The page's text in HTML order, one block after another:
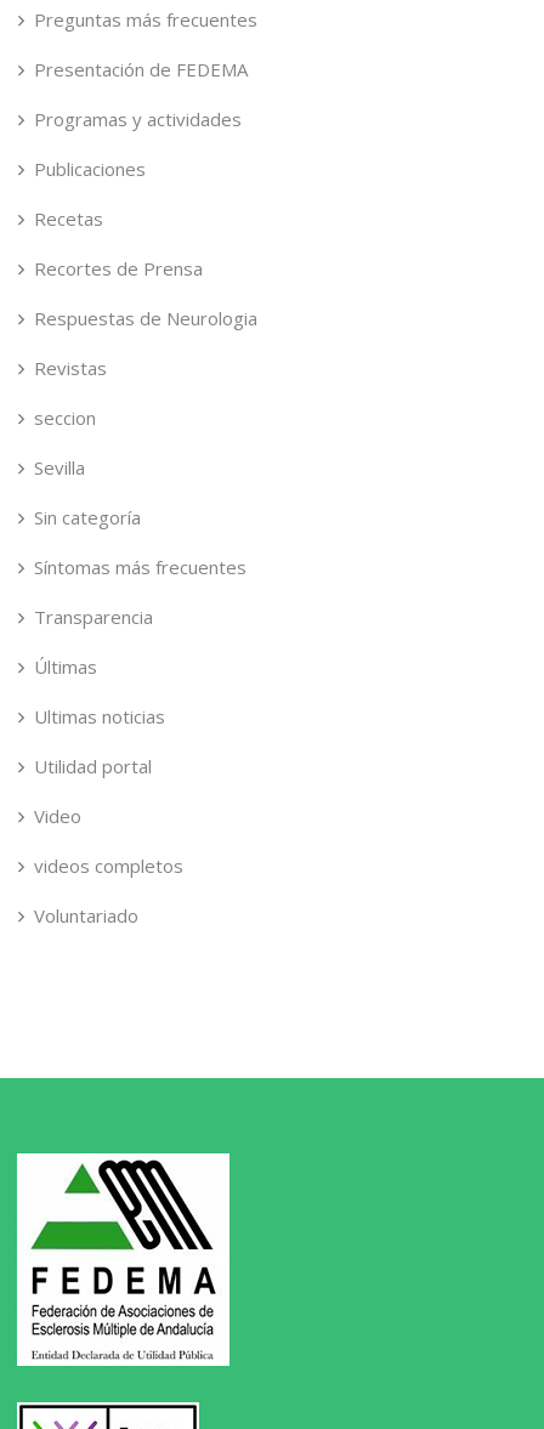
Preguntas más frecuentes
Presentación de FEDEMA
Programas y actividades
Publicaciones
Recetas
Recortes de Prensa
Respuestas de Neurologia
Revistas
seccion
Sevilla
Sin categoría
Síntomas más frecuentes
Transparencia
Últimas
Ultimas noticias
Utilidad portal
Video
videos completos
Voluntariado